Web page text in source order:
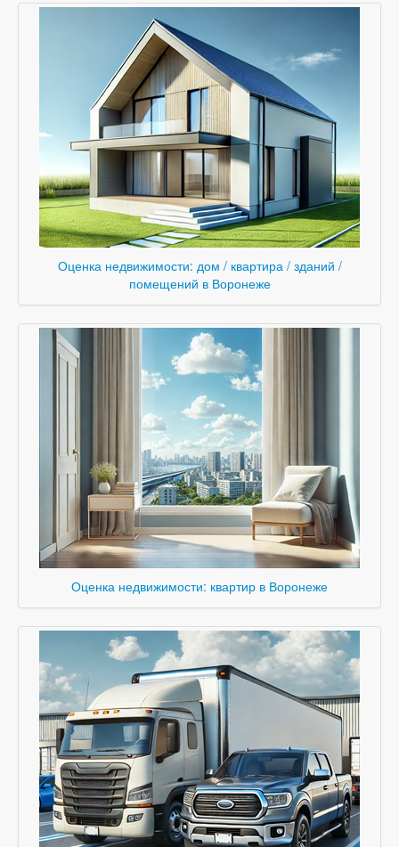
Оценка недвижимости: дом / квартира / зданий /
помещений в Воронеже
Оценка недвижимости: квартир в Воронеже